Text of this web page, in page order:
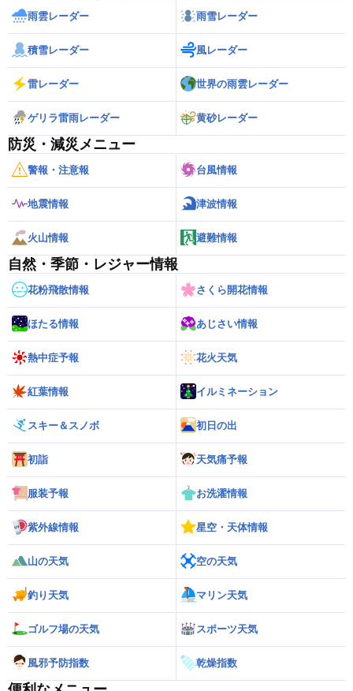
雨雲レーダー 雨雪レーダー
積雪レーダー 風レーダー
雷レーダー 世界の雨雲レーダー
ゲリラ雷雨レーダー 黄砂レーダー
防災・減災メニュー
警報・注意報 台風情報
地震情報 津波情報
火山情報 避難情報
自然・季節・レジャー情報
花粉飛散情報 さくら開花情報
ほたる情報 あじさい情報
熱中症予報 花火天気
紅葉情報 イルミネーション
スキー＆スノボ 初日の出
初詣 天気痛予報
服装予報 お洗濯情報
紫外線情報 星空・天体情報
山の天気 空の天気
釣り天気 マリン天気
ゴルフ場の天気 スポーツ天気
風邪予防指数 乾燥指数